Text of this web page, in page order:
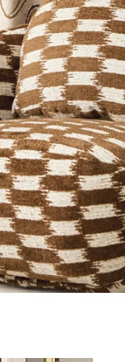
et pétillante,
rêvé du bonheur
comme une
nos